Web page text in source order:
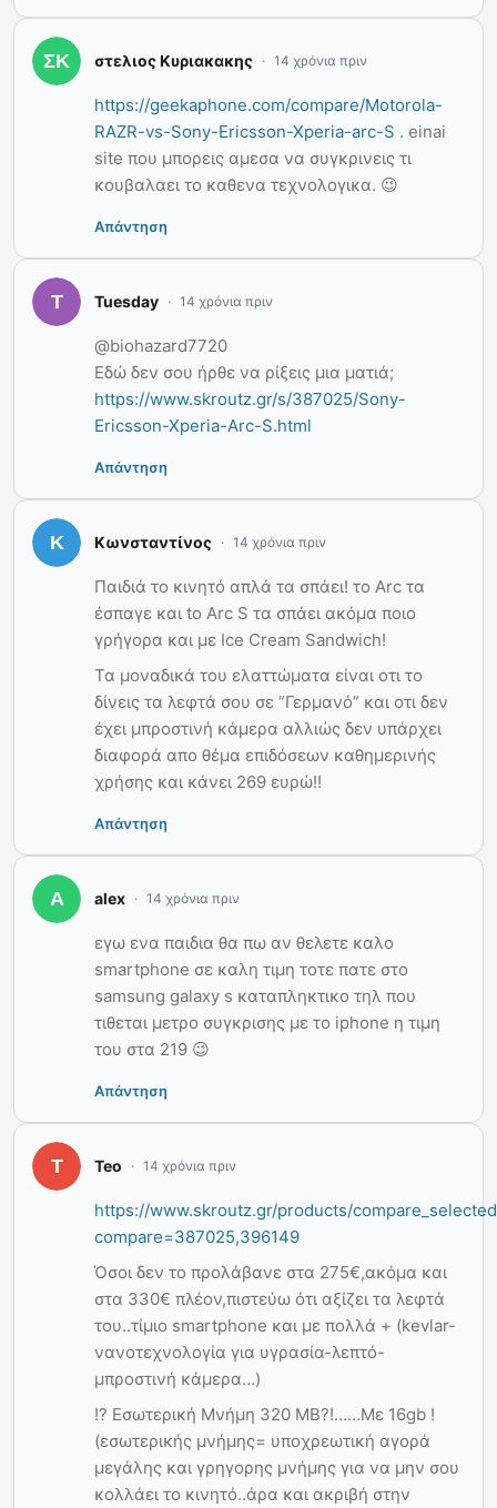
στελιος Κυριακακης 14 χρόνια πριν
https://geekaphone.com/compare/Motorola-
RAZR-vs-Sony-Ericsson-Xperia-arc-S . einai
site που μπορεις αμεσα να συγκρινεις τι
κουβαλαει το καθενα τεχνολογικα. 😉
Απάντηση
Tuesday 14 χρόνια πριν
@biohazard7720
Εδώ δεν σου ήρθε να ρίξεις μια ματιά;
https://www.skroutz.gr/s/387025/Sony-
Ericsson-Xperia-Arc-S.html
Απάντηση
Κωνσταντίνος 14 χρόνια πριν
Παιδιά το κινητό απλά τα σπάει! το Arc τα
έσπαγε και to Arc S τα σπάει ακόμα ποιο
γρήγορα και με Ice Cream Sandwich!
Τα μοναδικά του ελαττώματα είναι οτι το
δίνεις τα λεφτά σου σε ”Γερμανό” και οτι δεν
έχει μπροστινή κάμερα αλλιώς δεν υπάρχει
διαφορά απο θέμα επιδόσεων καθημερινής
χρήσης και κάνει 269 ευρώ!!
Απάντηση
alex 14 χρόνια πριν
εγω ενα παιδια θα πω αν θελετε καλο
smartphone σε καλη τιμη τοτε πατε στο
samsung galaxy s καταπληκτικο τηλ που
τιθεται μετρο συγκρισης με το iphone η τιμη
του στα 219 😉
Απάντηση
Teo 14 χρόνια πριν
https://www.skroutz.gr/products/
compare=387025,396149
Όσοι δεν το προλάβανε στα 275€,ακόμα και
στα 330€ πλέον,πιστεύω ότι αξίζει τα λεφτά
του..τίμιο smartphone και με πολλά + (kevlar-
νανοτεχνολογία για υγρασία-λεπτό-
μπροστινή κάμερα…)
!? Εσωτερική Μνήμη 320 MB?!……Mε 16gb !
(εσωτερικής μνήμης= υποχρεωτική αγορά
μεγάλης και γρηγορης μνήμης για να μην σου
κολλάει το κινητό..άρα και ακριβή στην